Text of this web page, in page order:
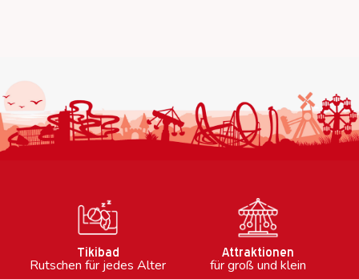
Tikibad
Rutschen für jedes Alter
Attraktionen
für groß und klein